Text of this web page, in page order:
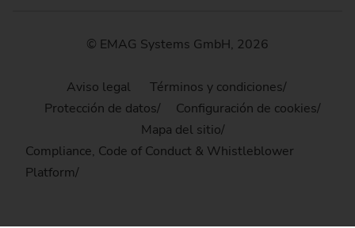
© EMAG Systems GmbH, 2026
Aviso legal
Términos y condiciones
Protección de datos
Configuración de cookies
Mapa del sitio
Compliance, Code of Conduct & Whistleblower
Platform